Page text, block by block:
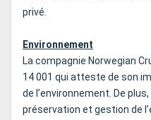
privé.
Environnement
La compagnie Norwegian
14 001 qui atteste de son
de l’environnement. De
préservation et gestion de